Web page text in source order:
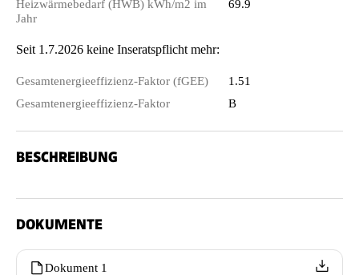
Heizwärmebedarf (HWB) kWh/m2 im
Jahr
69.9
Seit 1.7.2026 keine Inseratspflicht mehr:
Gesamtenergieeffizienz-Faktor (fGEE)
1.51
Gesamtenergieeffizienz-Faktor
B
BESCHREIBUNG
DOKUMENTE
Dokument 1